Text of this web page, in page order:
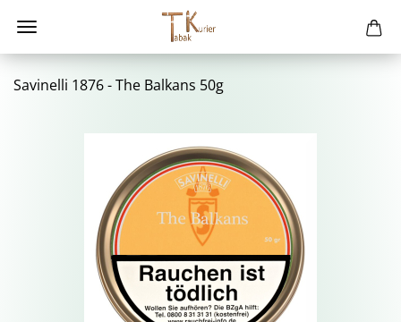
Sa­vi­nel­li 1876 - The Bal­kans 50g